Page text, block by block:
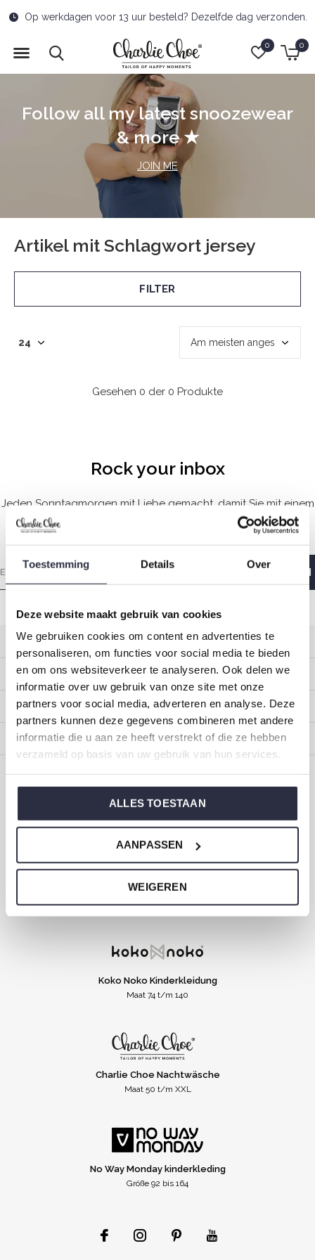
Toestemming Details Over
Deze website maakt gebruik van cookies
We gebruiken cookies om content en advertenties te
personaliseren, om functies voor social media te bieden
en om ons websiteverkeer te analyseren. Ook delen we
informatie over uw gebruik van onze site met onze
partners voor social media, adverteren en analyse. Deze
partners kunnen deze gegevens combineren met andere
informatie die u aan ze heeft verstrekt of die ze hebben
verzameld op basis van uw gebruik van hun services.
ALLES TOESTAAN
AANPASSEN
WEIGEREN
0 0
Op werkdagen voor 13 uur besteld? Dezelfde dag verzonden.
Follow all my latest snoozewear
& more ★
JOIN ME
Artikel mit Schlagwort jersey
FILTER
Gesehen 0 der 0 Produkte
Rock your inbox
Jeden Sonntagmorgen mit Liebe gemacht, damit Sie mit einem
Kundendienst
Mein Konto
Kategorien
Impressum
CALL US EMAIL US
ONZE MERKEN
Dirkje Baby- und Kinderkleidung
Koko Noko Kinderkleidung
Maat 74 t/m 140
Charlie Choe Nachtwäsche
Maat 50 t/m XXL
No Way Monday kinderkleding
Größe 92 bis 164